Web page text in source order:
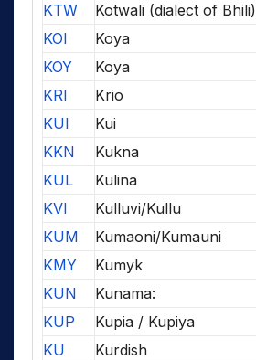
KTW
Kotwali (dialect of Bhili)
KOI
Koya
KOY
Koya
KRI
Krio
KUI
Kui
KKN
Kukna
KUL
Kulina
KVI
Kulluvi/Kullu
KUM
Kumaoni/Kumauni
KMY
Kumyk
KUN
Kunama:
KUP
Kupia / Kupiya
KU
Kurdish